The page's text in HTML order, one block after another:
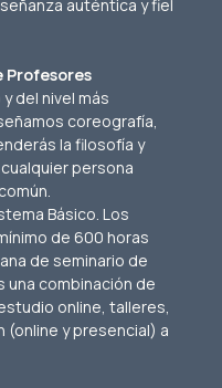
auténtica y fiel
Profesores
del nivel más
coreografía,
la filosofía y
persona
Básico. Los
de 600 horas
de seminario de
una combinación de
online, talleres,
y presencial) a